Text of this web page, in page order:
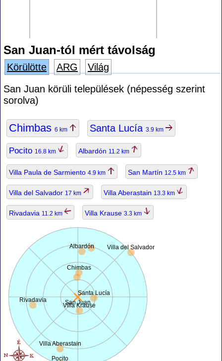
San Juan-tól mért távolság
Körülötte ARG
Világ
San Juan körüli települések (népesség szerint
sorolva)
Chimbas 6 km Santa Lucía 3.9 km
Pocito 16.8 km Albardón 11.2 km
Villa Paula de Sarmiento 4.9 km San Martín 12.5 km
Villa del Salvador 17 km Villa Aberastain 13.3 km
Rivadavia 11.2 km Villa Krause 3.3 km
San Juan
Chimbas
Santa Lucía
Pocito
Albardón Villa del Salvador
Villa Aberastain
Rivadavia
Villa Krause